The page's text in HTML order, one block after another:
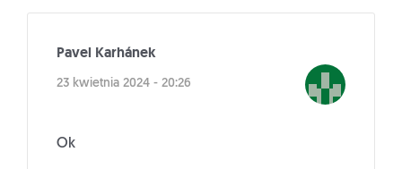
Pavel Karhánek
23 kwietnia 2024 - 20:26
Ok